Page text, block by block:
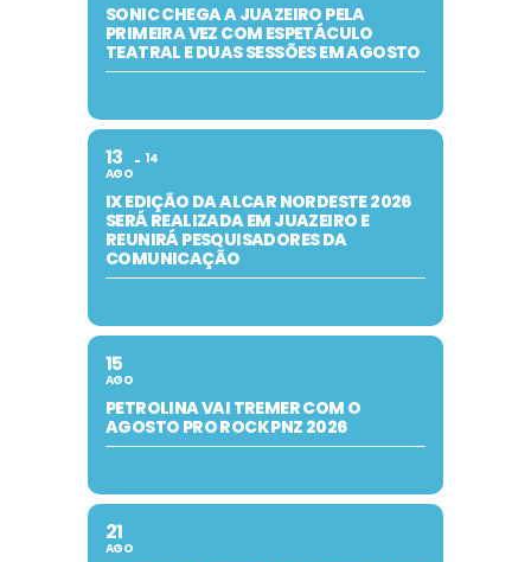
SONIC CHEGA A JUAZEIRO PELA
PRIMEIRA VEZ COM ESPETÁCULO
TEATRAL E DUAS SESSÕES EM AGOSTO
13
AGO
14
IX EDIÇÃO DA ALCAR NORDESTE 2026
SERÁ REALIZADA EM JUAZEIRO E
REUNIRÁ PESQUISADORES DA
COMUNICAÇÃO
15
AGO
PETROLINA VAI TREMER COM O
AGOSTO PRO ROCK PNZ 2026
21
AGO